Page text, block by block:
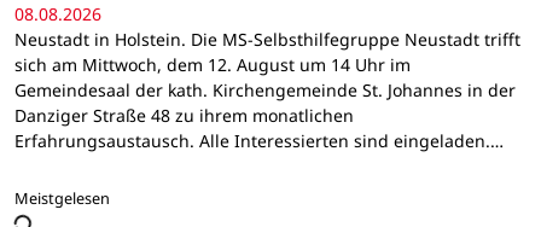
08.08.2026
Neustadt in Holstein. Die MS-Selbsthilfegruppe Neustadt trifft
sich am Mittwoch, dem 12. August um 14 Uhr im
Gemeindesaal der kath. Kirchengemeinde St. Johannes in der
Danziger Straße 48 zu ihrem monatlichen
Erfahrungsaustausch. Alle Interessierten sind eingeladen.…
Meistgelesen